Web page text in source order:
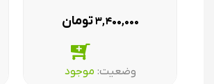
۳,۴۰۰,۰۰۰تومان
وضعیت:‌ موجود